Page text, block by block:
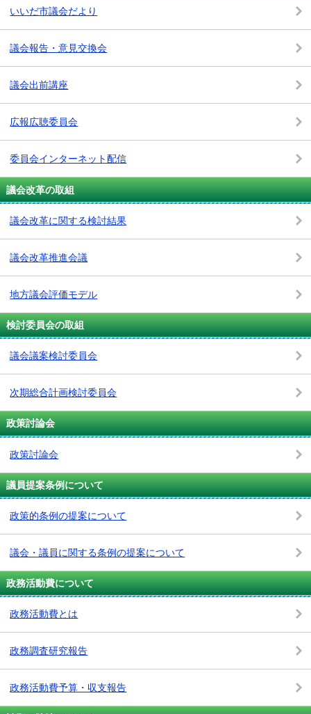
いいだ市議会だより
議会報告・意見交換会
議会出前講座
広報広聴委員会
委員会インターネット配信
議会改革の取組
議会改革に関する検討結果
議会改革推進会議
地方議会評価モデル
検討委員会の取組
議会議案検討委員会
次期総合計画検討委員会
政策討論会
政策討論会
議員提案条例について
政策的条例の提案について
議会・議員に関する条例の提案について
政務活動費について
政務活動費とは
政務調査研究報告
政務活動費予算・収支報告